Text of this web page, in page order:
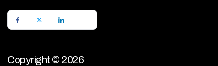
Copyright © 2026